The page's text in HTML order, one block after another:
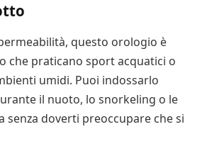
questo orologio è
che praticano sport acquatici o
umidi. Puoi indossarlo
il nuoto, lo snorkeling o le
senza doverti preoccupare che si